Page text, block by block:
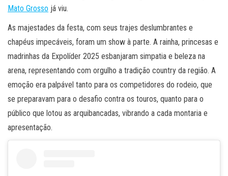
Mato Grosso já viu.
As majestades da festa, com seus trajes deslumbrantes e
chapéus impecáveis, foram um show à parte. A rainha, princesas e
madrinhas da Expolíder 2025 esbanjaram simpatia e beleza na
arena, representando com orgulho a tradição country da região. A
emoção era palpável tanto para os competidores do rodeio, que
se preparavam para o desafio contra os touros, quanto para o
público que lotou as arquibancadas, vibrando a cada montaria e
apresentação.